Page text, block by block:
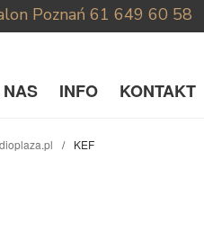
Poznań 61 649 60 58
INFO KONTAKT
KEF